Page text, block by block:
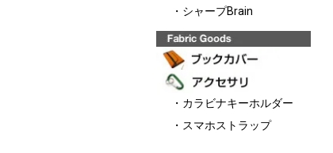
・シャープBrain
・カラビナキーホルダー
・スマホストラップ